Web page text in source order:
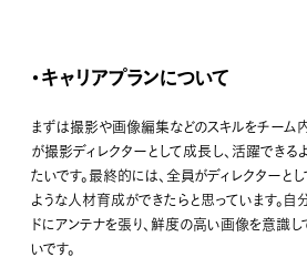
・キャリアプランについて
まずは撮影や画像編集などのスキルをチーム
が撮影ディレクターとして成長し、活躍できる
たいです。最終的には、全員がディレクターと
ような人材育成ができたらと思っています。自
ドにアンテナを張り、鮮度の高い画像を意識
いです。